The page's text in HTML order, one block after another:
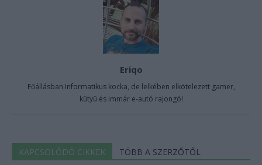
Eriqo
Főállásban Informatikus kocka, de lelkében elkötelezett gamer,
kütyü és immár e-autó rajongó!
KAPCSOLÓDÓ CIKKEK TÖBB A SZERZŐTŐL